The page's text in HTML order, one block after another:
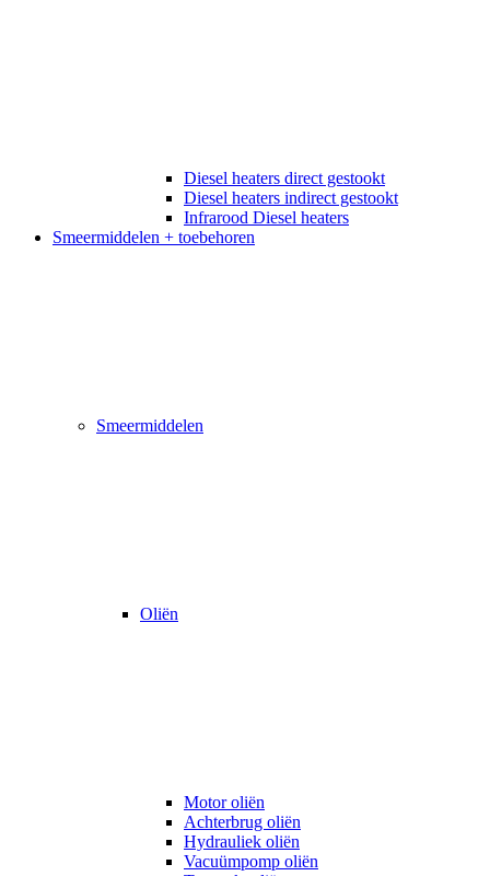
Diesel heaters direct gestookt
Diesel heaters indirect gestookt
Infrarood Diesel heaters
Smeermiddelen + toebehoren
Smeermiddelen
Oliën
Motor oliën
Achterbrug oliën
Hydrauliek oliën
Vacuümpomp oliën